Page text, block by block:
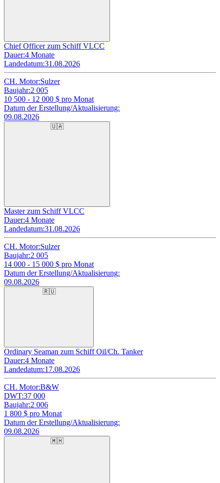
Chief Officer zum Schiff VLCC
Dauer:4 Monate
Landedatum:31.08.2026
CH. Motor:Sulzer
Baujahr:2 005
10 500 - 12 000 $ pro Monat
Datum der Erstellung/Aktualisierung:
09.08.2026
🇺🇦
Master zum Schiff VLCC
Dauer:4 Monate
Landedatum:31.08.2026
CH. Motor:Sulzer
Baujahr:2 005
14 000 - 15 000 $ pro Monat
Datum der Erstellung/Aktualisierung:
09.08.2026
🇷🇺
Ordinary Seaman zum Schiff Oil/Ch. Tanker
Dauer:4 Monate
Landedatum:17.08.2026
CH. Motor:B&W
DWT:37 000
Baujahr:2 006
1 800 $ pro Monat
Datum der Erstellung/Aktualisierung:
09.08.2026
🇲🇭